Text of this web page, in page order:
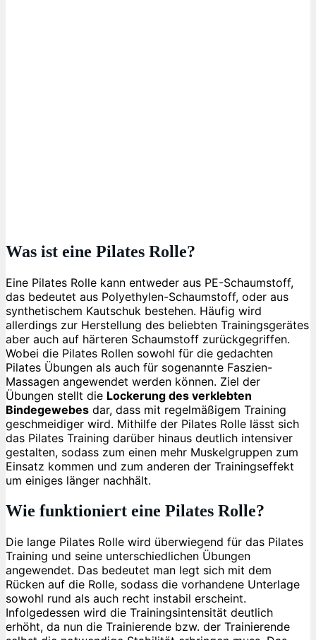
Was ist eine Pilates Rolle?
Eine Pilates Rolle kann entweder aus PE-Schaumstoff,
das bedeutet aus Polyethylen-Schaumstoff, oder aus
synthetischem Kautschuk bestehen. Häufig wird
allerdings zur Herstellung des beliebten Trainingsgerätes
aber auch auf härteren Schaumstoff zurückgegriffen.
Wobei die Pilates Rollen sowohl für die gedachten
Pilates Übungen als auch für sogenannte Faszien-
Massagen angewendet werden können. Ziel der
Übungen stellt die Lockerung des verklebten
Bindegewebes dar, dass mit regelmäßigem Training
geschmeidiger wird. Mithilfe der Pilates Rolle lässt sich
das Pilates Training darüber hinaus deutlich intensiver
gestalten, sodass zum einen mehr Muskelgruppen zum
Einsatz kommen und zum anderen der Trainingseffekt
um einiges länger nachhält.
Wie funktioniert eine Pilates Rolle?
Die lange Pilates Rolle wird überwiegend für das Pilates
Training und seine unterschiedlichen Übungen
angewendet. Das bedeutet man legt sich mit dem
Rücken auf die Rolle, sodass die vorhandene Unterlage
sowohl rund als auch recht instabil erscheint.
Infolgedessen wird die Trainingsintensität deutlich
erhöht, da nun die Trainierende bzw. der Trainierende